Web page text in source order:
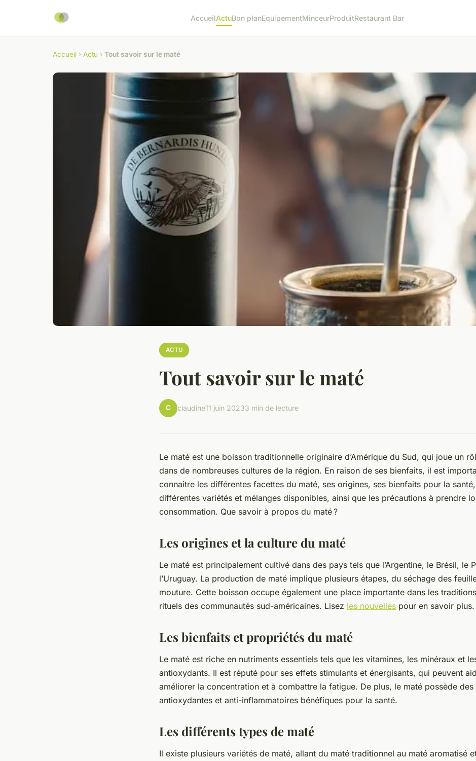
AccueilActuBon planEquipementMinceurProduitRestaurant Bar
Accueil › Actu › Tout savoir sur le maté
ACTU
Tout savoir sur le maté
C claudine11 juin 20233 min de lecture
Le maté est une boisson traditionnelle originaire d’Amérique du Sud, qui joue un
dans de nombreuses cultures de la région. En raison de ses bienfaits, il est
connaitre les différentes facettes du maté, ses origines, ses bienfaits pour la
différentes variétés et mélanges disponibles, ainsi que les précautions à prendre
consommation. Que savoir à propos du maté ?
Les origines et la culture du maté
Le maté est principalement cultivé dans des pays tels que l’Argentine, le Brésil, le
l’Uruguay. La production de maté implique plusieurs étapes, du séchage des
mouture. Cette boisson occupe également une place importante dans les
rituels des communautés sud-américaines. Lisez les nouvelles pour en savoir plus.
Les bienfaits et propriétés du maté
Le maté est riche en nutriments essentiels tels que les vitamines, les minéraux et
antioxydants. Il est réputé pour ses effets stimulants et énergisants, qui peuvent
améliorer la concentration et à combattre la fatigue. De plus, le maté possède
antioxydantes et anti-inflammatoires bénéfiques pour la santé.
Les différents types de maté
Il existe plusieurs variétés de maté, allant du maté traditionnel au maté aromatisé